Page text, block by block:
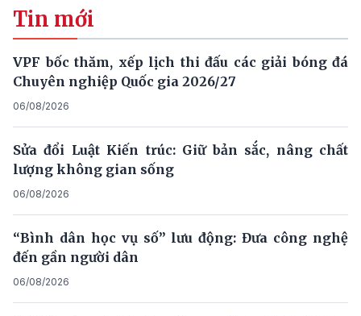
Tin mới
VPF bốc thăm, xếp lịch thi đấu các giải bóng đá
Chuyên nghiệp Quốc gia 2026/27
06/08/2026
Sửa đổi Luật Kiến trúc: Giữ bản sắc, nâng chất
lượng không gian sống
06/08/2026
“Bình dân học vụ số” lưu động: Đưa công nghệ
đến gần người dân
06/08/2026